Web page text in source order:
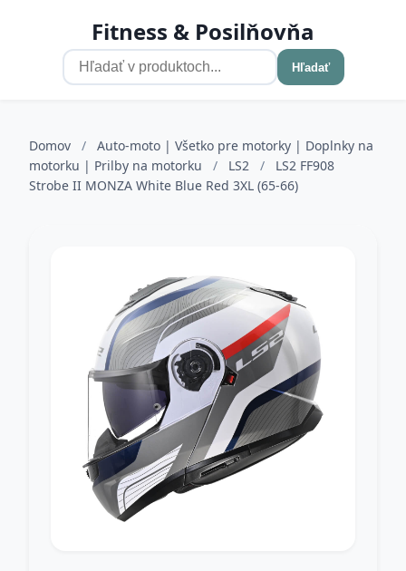
Fitness & Posilňovňa
Hľadať
Domov /
Auto-moto | Všetko pre motorky | Doplnky na
motorku | Prilby na motorku
/ LS2 /
LS2 FF908
Strobe II MONZA White Blue Red 3XL (65-66)